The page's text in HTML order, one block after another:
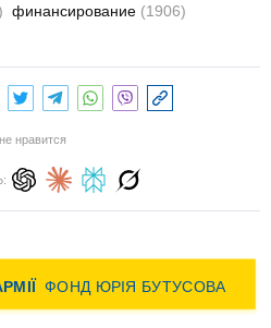
финансирование (1906)
нравится